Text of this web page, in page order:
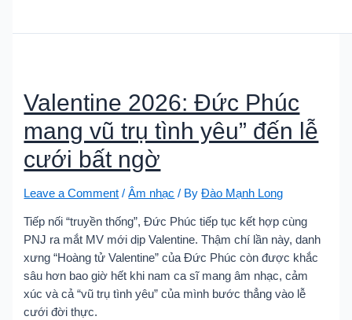
Valentine 2026: Đức Phúc
mang vũ trụ tình yêu” đến lễ
cưới bất ngờ
Leave a Comment /Âm nhạc / ByĐào Mạnh Long
Tiếp nối “truyền thống”, Đức Phúc tiếp tục kết hợp cùng
PNJ ra mắt MV mới dịp Valentine. Thậm chí lần này, danh
xưng “Hoàng tử Valentine” của Đức Phúc còn được khắc
sâu hơn bao giờ hết khi nam ca sĩ mang âm nhạc, cảm
xúc và cả “vũ trụ tình yêu” của mình bước thẳng vào lễ
cưới đời thực.